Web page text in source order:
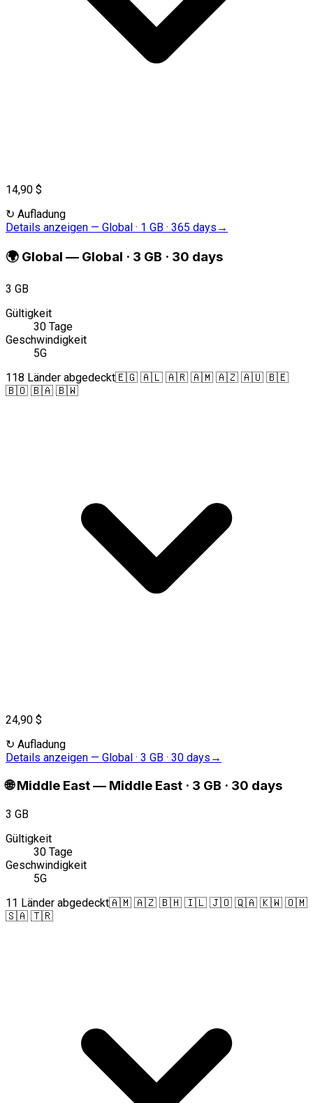
14,90 $
↻ Aufladung
Details anzeigen — Global · 1 GB · 365 days →
🌍 Global — Global · 3 GB · 30 days
3 GB
Gültigkeit
30 Tage
Geschwindigkeit
5G
118 Länder abgedeckt🇪🇬 🇦🇱 🇦🇷 🇦🇲 🇦🇿 🇦🇺 🇧🇪
🇧🇴 🇧🇦 🇧🇼
24,90 $
↻ Aufladung
Details anzeigen — Global · 3 GB · 30 days →
🌐 Middle East— Middle East · 3 GB · 30 days
3 GB
Gültigkeit
30 Tage
Geschwindigkeit
5G
11 Länder abgedeckt🇦🇲 🇦🇿 🇧🇭 🇮🇱 🇯🇴 🇶🇦 🇰🇼 🇴🇲
🇸🇦 🇹🇷